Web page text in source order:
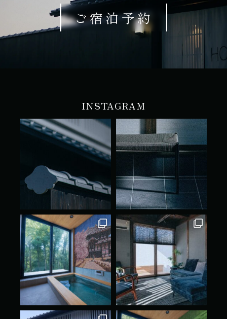
ご宿泊予約
INSTAGRAM